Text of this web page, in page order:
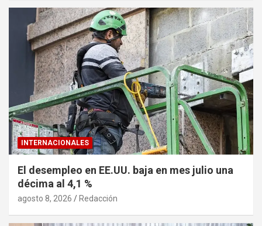
INTERNACIONALES
El desempleo en EE.UU. baja en mes julio una
décima al 4,1 %
agosto 8, 2026 Redacción